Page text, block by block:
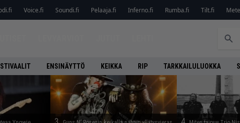
Voice.fi Soundi.fi Pelaaja.fi Inferno.fi Rumba.fi Tilt.fi
ENSINÄYTTÖ KEIKKA RIP TARKKAILULUOKKA